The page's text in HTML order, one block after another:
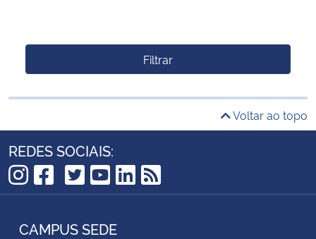
Filtrar
Voltar ao topo
REDES SOCIAIS:
Instagram
Facebook
TikTok
Twitter
YouTube
LinkedIn
RSS
CAMPUS SEDE